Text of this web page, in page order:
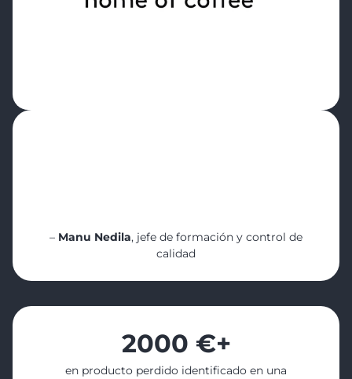
– Manu Nedila, jefe de formación y control de
calidad
2000 €+
en producto perdido identificado en una